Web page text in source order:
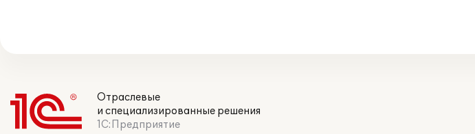
Отраслевые
и специализированные решения
1С:Предприятие